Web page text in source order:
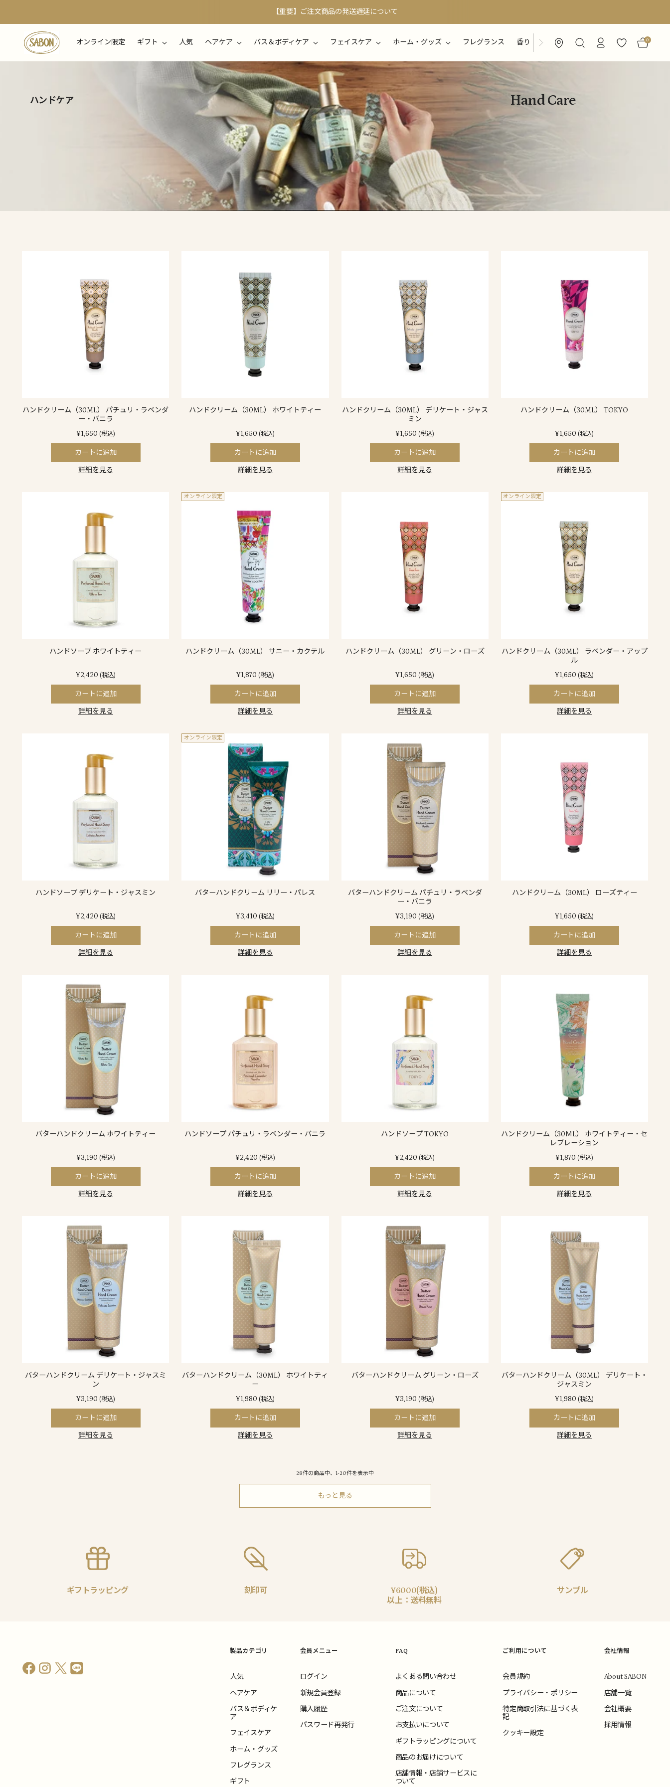
【重要】ご注文商品の発送遅延について
オンライン限定 ギフト 人気 ヘアケア バス＆ボディケア フェイスケア ホーム・グッズ フレグランス 香り 特集ページ 0
ハンドケア Hand Care
ハンドクリーム（30ML） パチュリ・ラベンダ
ー・バニラ
¥1,650 (税込)
カートに追加
詳細を見る
ハンドクリーム（30ML） ホワイトティー
¥1,650 (税込)
カートに追加
詳細を見る
ハンドクリーム（30ML） デリケート・ジャス
ミン
¥1,650 (税込)
カートに追加
詳細を見る
ハンドクリーム（30ML） TOKYO
¥1,650 (税込)
カートに追加
詳細を見る
ハンドソープ ホワイトティー
¥2,420 (税込)
カートに追加
詳細を見る
オンライン限定
ハンドクリーム（30ML） サニー・カクテル
¥1,870 (税込)
カートに追加
詳細を見る
ハンドクリーム（30ML） グリーン・ローズ
¥1,650 (税込)
カートに追加
詳細を見る
オンライン限定
ハンドクリーム（30ML） ラベンダー・アップ
ル
¥1,650 (税込)
カートに追加
詳細を見る
ハンドソープ デリケート・ジャスミン
¥2,420 (税込)
カートに追加
詳細を見る
オンライン限定
バターハンドクリーム リリー・パレス
¥3,410 (税込)
カートに追加
詳細を見る
バターハンドクリーム パチュリ・ラベンダ
ー・バニラ
¥3,190 (税込)
カートに追加
詳細を見る
ハンドクリーム（30ML） ローズティー
¥1,650 (税込)
カートに追加
詳細を見る
バターハンドクリーム ホワイトティー
¥3,190 (税込)
カートに追加
詳細を見る
ハンドソープ パチュリ・ラベンダー・バニラ
¥2,420 (税込)
カートに追加
詳細を見る
ハンドソープ TOKYO
¥2,420 (税込)
カートに追加
詳細を見る
ハンドクリーム（30ＭL） ホワイトティー・セ
レブレーション
¥1,870 (税込)
カートに追加
詳細を見る
バターハンドクリーム デリケート・ジャスミ
ン
¥3,190 (税込)
カートに追加
詳細を見る
バターハンドクリーム（30ML） ホワイトティ
ー
¥1,980 (税込)
カートに追加
詳細を見る
バターハンドクリーム グリーン・ローズ
¥3,190 (税込)
カートに追加
詳細を見る
バターハンドクリーム（30ML） デリケート・
ジャスミン
¥1,980 (税込)
カートに追加
詳細を見る
28件の商品中、1-20件を表示中
もっと見る
ギフトラッピング 刻印可
¥6000(税込)
以上：送料無料
サンプル
製品カテゴリ
人気
ヘアケア
バス＆ボディケ
ア
フェイスケア
ホーム・グッズ
フレグランス
ギフト
会員メニュー
ログイン
新規会員登録
購入履歴
パスワード再発行
FAQ
よくある問い合わせ
商品について
ご注文について
お支払いについて
ギフトラッピングについて
商品のお届けについて
店舗情報・店舗サービスに
ついて
ご利用について
会員規約
プライバシー・ポリシー
特定商取引法に基づく表
記
クッキー設定
会社情報
About SABON
店舗一覧
会社概要
採用情報